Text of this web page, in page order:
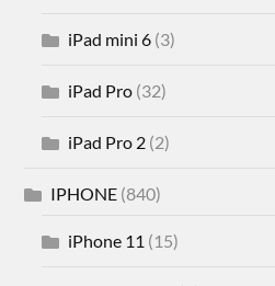
iPad mini 6 (3)
iPad Pro (32)
iPad Pro 2 (2)
IPHONE (840)
iPhone 11 (15)